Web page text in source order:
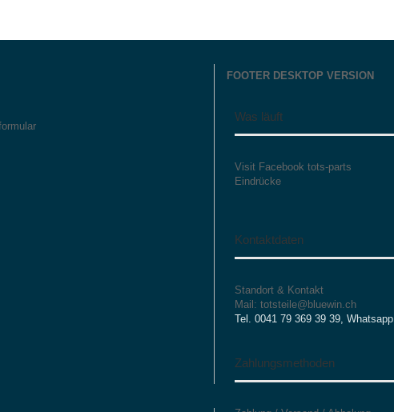
FOOTER DESKTOP VERSION
Was läuft
Visit Facebook tots-parts
Eindrücke
Kontaktdaten
Standort & Kontakt
Mail: totsteile@bluewin.ch
Tel. 0041 79 369 39 39, Whatsapp
Zahlungsmethoden